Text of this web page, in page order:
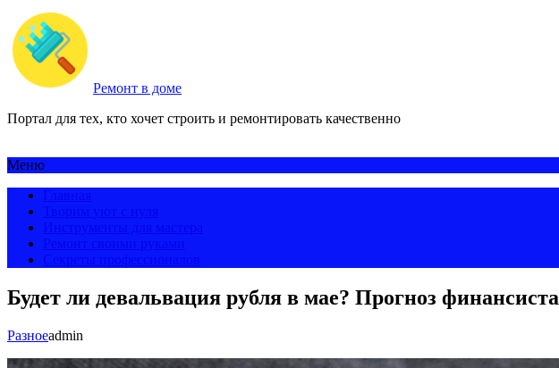
Ремонт в доме
Портал для тех, кто хочет строить и ремонтировать качественно
Меню
Будет ли девальвация рубля в мае? Прогноз финансиста
Разноеadmin